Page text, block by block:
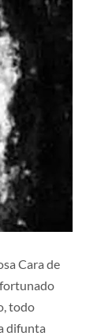
Cara de
todo
difunta